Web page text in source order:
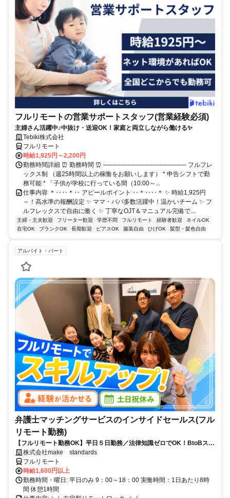
フルリモートの営業サポートスタッフ(営業経験必須)
主婦さん活躍中♪中抜け・送迎OK！家庭と両立しながら働ける✨
Tebiki株式会社
フルリモート
時給1,925円～2,200円
勤務時間詳細 ⏰ 勤務時間 ⏰ ────────────────── フルフレ
ックス制 （週25時間以上の稼働をお願いします） * 申告シフトで勤
務可能 * 「子供が学校に行っている間（10:00～...
仕事内容 ＊‥‥＊‥ アピールポイント ‥＊‥‥＊ ✨ 時給1,925円
～！高水準の報酬設定 ✨ ママ・パパ多数活躍中！温かいチーム ✨ フ
ルフレックスで自由に働く ✨ 丁寧なOJT＆マニュアル完備で...
主婦・主夫歓迎 フリーター歓迎 学歴不問 フルリモート 経験者歓迎
ネイルOK
在宅OK
ブランクOK 長期歓迎 ピアスOK 服装自由 ひげOK 髪型・髪色自由
アルバイト・パート
弁護士マッチングサービスのインサイドセールス(フル
リモート勤務)
【フルリモート勤務OK】平日５日勤務／法律知識ゼロでOK！BtoBスキ
ルが身につく営業職
株式会社make standards
フルリモート
時給1,600円以上
勤務時間・曜日: 平日のみ 9：00～18：00 実働時間：1日あたり8時
間 休憩1時間